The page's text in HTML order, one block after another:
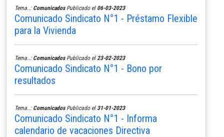
Tema..: ComunicadosPublicado el 06-03-2023
Comunicado Sindicato N°1 - Préstamo Flexible
para la Vivienda
Tema..: ComunicadosPublicado el 23-02-2023
Comunicado Sindicato N°1 - Bono por
resultados
Tema..: ComunicadosPublicado el 31-01-2023
Comunicado Sindicato N°1 - Informa
calendario de vacaciones Directiva